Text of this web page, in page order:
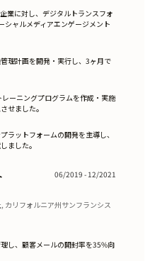
業に対し、デジタルトランスフォ
シャルメディアエンゲージメント
理計画を開発・実行し、3ヶ月で
ーニングプログラムを作成・実施
せました。
ラットフォームの開発を主導し、
ました。
06/2019 - 12/2021
カリフォルニア州サンフランシス
し、顧客メールの開封率を35%向